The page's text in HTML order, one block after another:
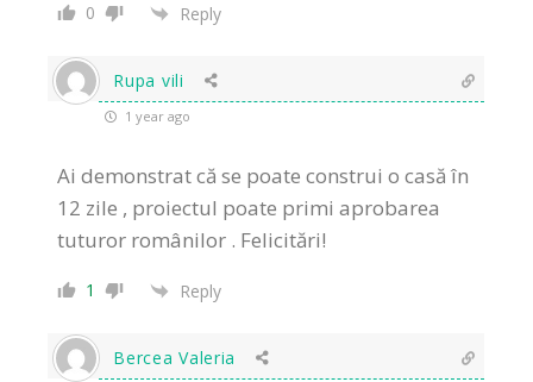
0 Reply
Rupa vili
1 year ago
Ai demonstrat că se poate construi o casă în
12 zile , proiectul poate primi aprobarea
tuturor românilor . Felicitări!
1 Reply
Bercea Valeria